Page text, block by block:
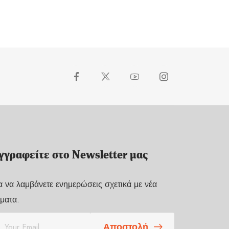
στο Newsletter μας
να λαμβάνετε ενημερώσεις σχετικά με νέα